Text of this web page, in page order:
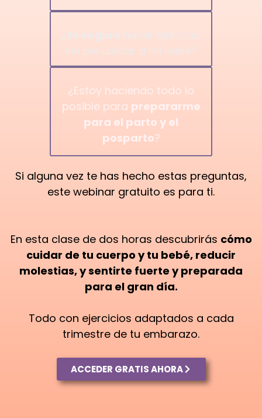
¿Estoy haciendo todo lo
posible para prepararme
para el parto y el
posparto?⁣
Si alguna vez te has hecho estas preguntas,
este webinar gratuito es para ti.⁣
En esta clase de dos horas descubrirás cómo
cuidar de tu cuerpo y tu bebé, reducir
molestias, y sentirte fuerte y preparada
para el gran día.⁣
Todo con ejercicios adaptados a cada
trimestre de tu embarazo.⁣
ACCEDER GRATIS AHORA